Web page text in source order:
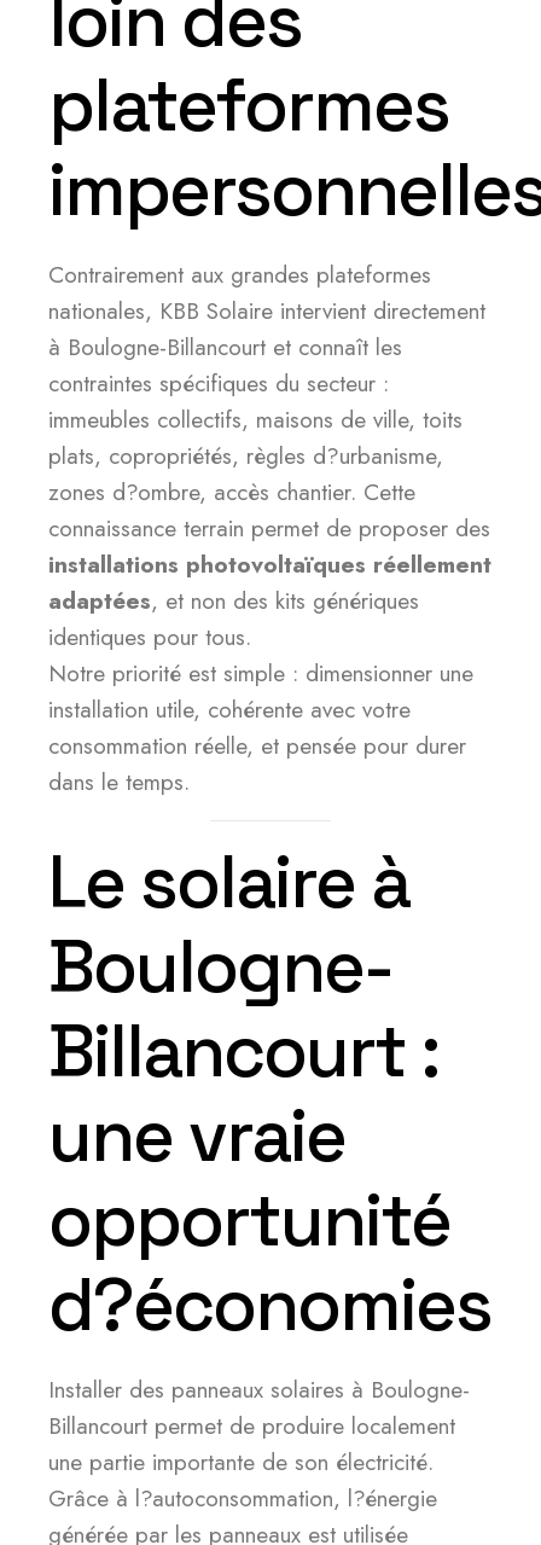
loin des
plateformes
Contrairement aux grandes plateformes
nationales, KBB Solaire intervient directement
à Boulogne-Billancourt et connaît les
contraintes spécifiques du secteur :
immeubles collectifs, maisons de ville, toits
plats, copropriétés, règles d?urbanisme,
zones d?ombre, accès chantier. Cette
connaissance terrain permet de proposer des
installations photovoltaïques réellement
adaptées, et non des kits génériques
identiques pour tous.
Notre priorité est simple : dimensionner une
installation utile, cohérente avec votre
consommation réelle, et pensée pour durer
dans le temps.
Le solaire à
Boulogne-
Billancourt :
une vraie
opportunité
d?économies
Installer des panneaux solaires à Boulogne-
Billancourt permet de produire localement
une partie importante de son électricité.
Grâce à l?autoconsommation, l?énergie
générée par les panneaux est utilisée